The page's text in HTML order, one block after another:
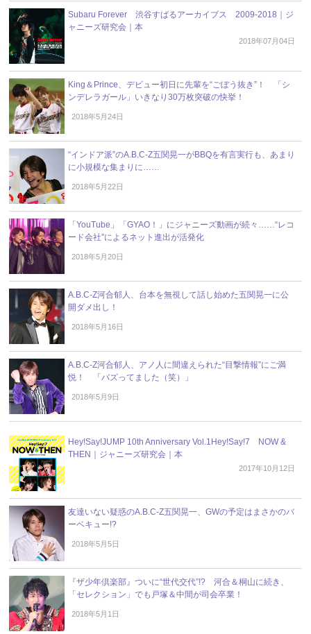
Subaru Forever 渋谷すばるアーカイブス 2009-2018｜ジ
ャニーズ研究会｜本
2018年07月04日
King＆Prince、デビュー初日に先輩を“ごぼう抜き”！ 「シ
ンデレラガール」いきなり30万枚突破の快挙！
2018年5月24日
“インドア派”のA.B.C-Z五関晃一がBBQを有言実行も、あまり
に小規模な集まりに……
2018年5月22日
「YouTube」「GYAO！」にジャニーズ動画が続々……“レコ
ード会社”によるネット進出が活発化
2018年5月20日
A.B.C-Z河合郁人、台本を無視して話し始めた五関晃一に公
開ダメ出し！
2018年5月16日
A.B.C-Z河合郁人、アノ人に間違えられた“目撃情報”にご満
悦！ 「バズってました（笑）」
2018年5月9日
Hey!Say!JUMP 10th Anniversary Vol.1Hey!Say!7 NOW &
THEN｜ジャニーズ研究会｜本
2017年10月12日
友達いない疑惑のA.B.C-Z五関晃一、GWの予定はまさかのバ
ーベキュー!?
2018年5月5日
『ザ少年倶楽部』ついに“世代交代”!? 河合＆桐山に続き、
「セレクション」でも戸塚＆中間が司会卒業！
2018年5月1日